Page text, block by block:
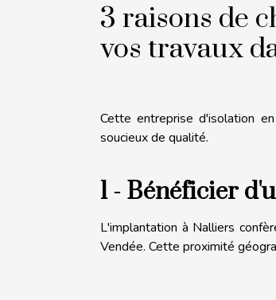
3 raisons de
vos travaux
Cette entreprise d'isolation
soucieux de qualité.
1 - Bénéficier
L'implantation à Nalliers
Vendée. Cette proximité